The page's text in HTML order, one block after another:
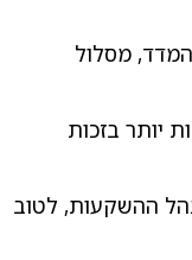
מסלול
יותר בזכות
ההשקעות, לטוב